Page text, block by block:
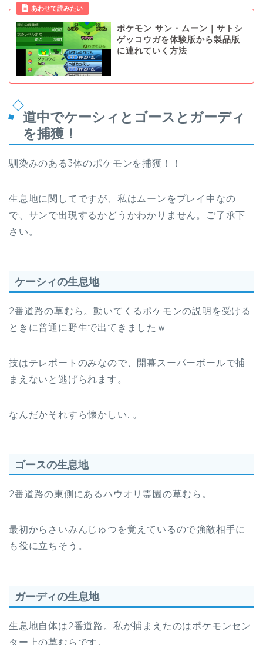
あわせて読みたい
ポケモン サン・ムーン｜サトシ
ゲッコウガを体験版から製品版
に連れていく方法
道中でケーシィとゴースとガーディ
を捕獲！
馴染みのある3体のポケモンを捕獲！！
生息地に関してですが、私はムーンをプレイ中なの
で、サンで出現するかどうかわかりません。ご了承下
さい。
ケーシィの生息地
2番道路の草むら。動いてくるポケモンの説明を受ける
ときに普通に野生で出てきましたｗ
技はテレポートのみなので、開幕スーパーボールで捕
まえないと逃げられます。
なんだかそれすら懐かしい…。
ゴースの生息地
2番道路の東側にあるハウオリ霊園の草むら。
最初からさいみんじゅつを覚えているので強敵相手に
も役に立ちそう。
ガーディの生息地
生息地自体は2番道路。私が捕まえたのはポケモンセン
ター上の草むらです。